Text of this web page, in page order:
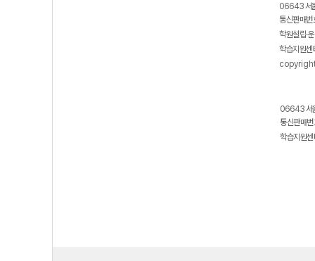
06643 서
통신판매
학원설립·
학습지원
06643 서
통신판매
학습지원